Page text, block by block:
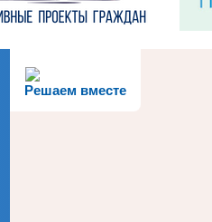
Решаем вместе